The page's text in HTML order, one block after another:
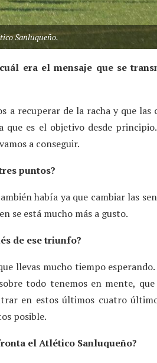
Sanluqueño.
era el mensaje que se
a recuperar de la racha y que las
es el objetivo desde
a conseguir.
puntos?
había ya que cambiar las
se está mucho más a gusto.
de ese triunfo?
llevas mucho tiempo esperando.
todo tenemos en mente,
en estos últimos cuatro
posible.
el Atlético Sanluqueño?